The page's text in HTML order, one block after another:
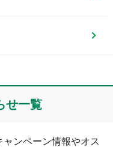
せ一覧
ャンペーン情報やオス